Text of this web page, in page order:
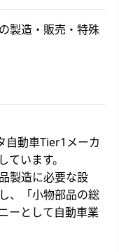
製造・販売・特殊
自動車Tier1メーカ
います。
製造に必要な設
、「小物部品の総
ーとして自動車業